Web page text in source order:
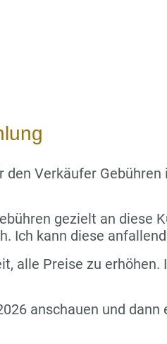
Verkäufer Gebühren
gezielt an diese
Ich kann diese
alle Preise zu
anschauen und